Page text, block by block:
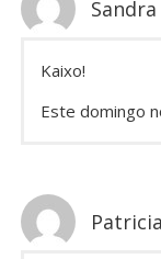
Kaixo!
Este domingo